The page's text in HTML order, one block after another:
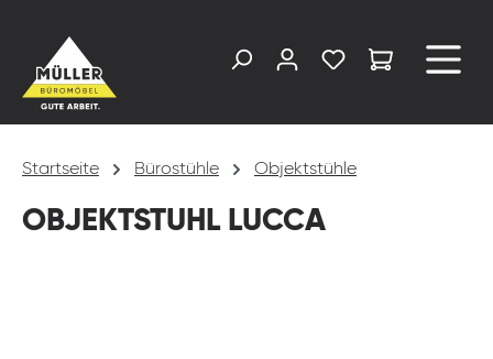
Startseite Bürostühle Objektstühle
OBJEKTSTUHL LUCCA